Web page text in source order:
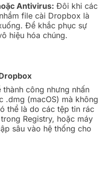
Antivirus: Đôi khi các
file cài Dropbox là
Để khắc phục sự
hiệu hóa chúng.
công nhưng nhấn
.dmg (macOS) mà không
thể là do các tệp tin rác
Registry, hoặc máy
sâu vào hệ thống cho